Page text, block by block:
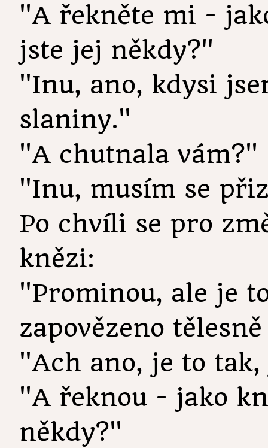
"A řekněte mi -
jste jej někdy?"
"Inu, ano, kdysi
slaniny."
"A chutnala vám?"
"Inu, musím se
Po chvíli se pro
knězi:
"Prominou, ale je
zapovězeno
"Ach ano, je to
"A řeknou - jako
někdy?"